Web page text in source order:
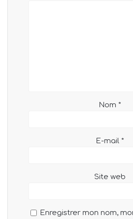
Nom *
E-mail *
Site web
Enregistrer mon nom,